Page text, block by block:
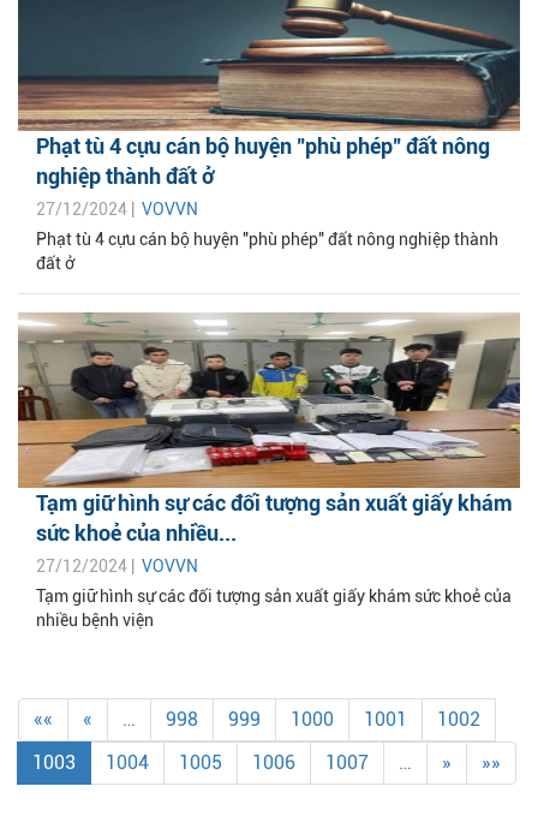
Phạt tù 4 cựu cán bộ huyện "phù phép" đất nông
nghiệp thành đất ở
27/12/2024 | VOVVN
Phạt tù 4 cựu cán bộ huyện "phù phép" đất nông nghiệp thành
đất ở
Tạm giữ hình sự các đối tượng sản xuất giấy khám
sức khoẻ của nhiều...
27/12/2024 | VOVVN
Tạm giữ hình sự các đối tượng sản xuất giấy khám sức khoẻ của
nhiều bệnh viện
«« « … 998 999 1000 1001
1002
1003
1004 1005 1006 1007 … » »»